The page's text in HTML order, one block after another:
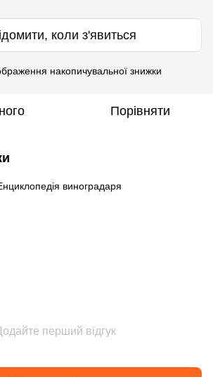
коли з'явиться
накопичувальної знижки
Порівняти
виноградаря
перший відгук